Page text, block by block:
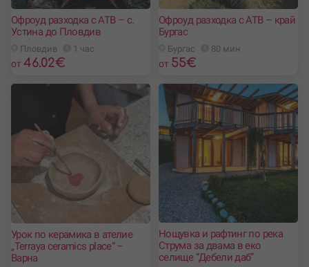
Офроуд разходка с АТВ – с.
Устина до Пловдив
Пловдив 1 час
от 46.02€
Офроуд разходка с АТВ – край
Бургас
Бургас 80 мин
от 55€
Урок по керамика в ателие
,,Terraya ceramics place“ –
Варна
Нощувка и рафтинг по река
Струма за двама в еко
селище “Дебели даб”